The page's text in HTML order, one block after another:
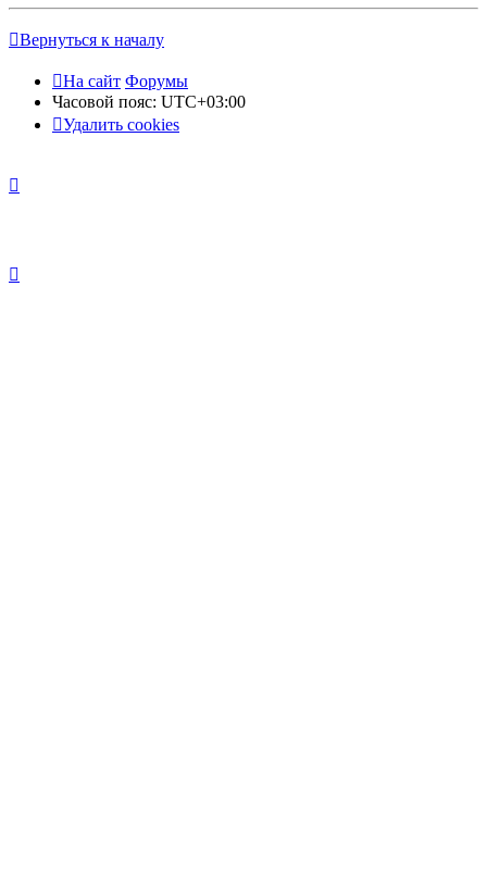
Вернуться к началу
На сайт Форумы
Часовой пояс: UTC+03:00
Удалить cookies